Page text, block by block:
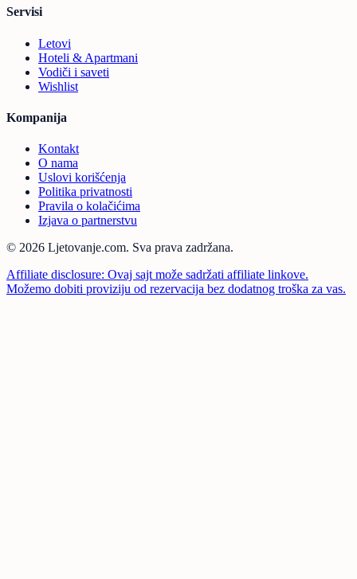
Servisi
Letovi
Hoteli & Apartmani
Vodiči i saveti
Wishlist
Kompanija
Kontakt
O nama
Uslovi korišćenja
Politika privatnosti
Pravila o kolačićima
Izjava o partnerstvu
© 2026 Ljetovanje.com. Sva prava zadržana.
Affiliate disclosure: Ovaj sajt može sadržati affiliate linkove.
Možemo dobiti proviziju od rezervacija bez dodatnog troška za vas.